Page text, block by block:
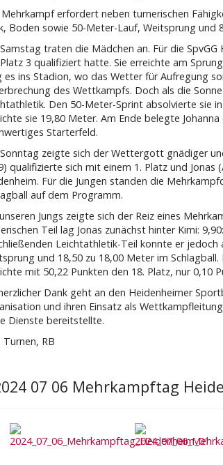
erfordert neben turnerischen
Boden sowie 50-Meter-Lauf, Weitsprung und
traten die Mädchen an. Für die
3 qualifiziert hatte. Sie erreichte am
es ins Stadion, wo das Wetter für Aufregung
des Wettkampfs. Doch als die
Den 50-Meter-Sprint absolvierte sie
sie 19,80 Meter. Am Ende belegte
Starterfeld.
zeigte sich der Wettergott gnädiger
qualifizierte sich mit einem 1. Platz und
Für die Jungen standen die
auf dem Programm.
Jungs zeigte sich der Reiz eines
Teil lag Jonas zunächst hinter Kimi:
Leichtathletik-Teil konnte er jedoch
und 18,50 zu 18,00 Meter im
mit 50,22 Punkten den 18. Platz, nur 0,10
Dank geht an den Heidenheimer
und ihren Einsatz als
Dienste bereitstellte.
Turnen, RB